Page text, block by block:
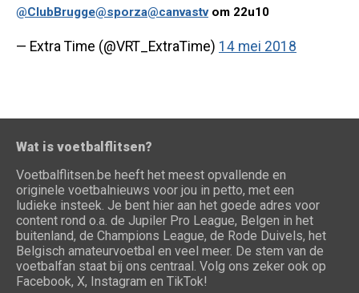
@ClubBrugge@sporza@canvastvom 22u10
— Extra Time (@VRT_ExtraTime) 14 mei 2018
Wat is voetbalflitsen?
Voetbalflitsen.be heeft het meest opvallende en
originele voetbalnieuws voor jou in petto, met een
ludieke insteek. Je bent hier aan het goede adres voor
content rond o.a. de Jupiler Pro League, Belgen in het
buitenland, de Champions League, de Rode Duivels, het
Belgisch amateurvoetbal en veel meer. De stem van de
voetbalfan staat bij ons centraal. Volg ons zeker ook op
Facebook, X, Instagram en TikTok!